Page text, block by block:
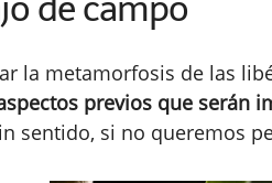
de campo
la metamorfosis de las
previos que serán
sentido, si no queremos